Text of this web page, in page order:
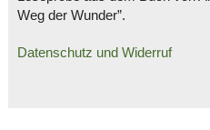
Weg der Wunder”.
Datenschutz und Widerruf